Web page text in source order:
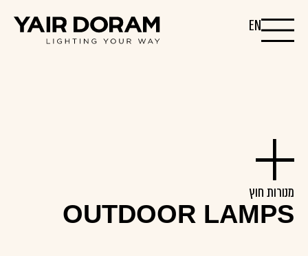
EN
מנורות חוץ
OUTDOOR LAMPS